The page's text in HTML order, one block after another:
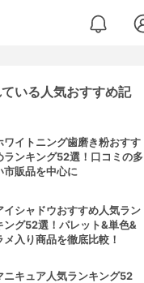
いる人気おすすめ記
ワイトニング歯磨き粉おすす
ランキング52選！口コミの多
市販品を中心に
イシャドウおすすめ人気ラン
ング52選！パレット&単色&
メ入り商品を徹底比較！
ニキュア人気ランキング52